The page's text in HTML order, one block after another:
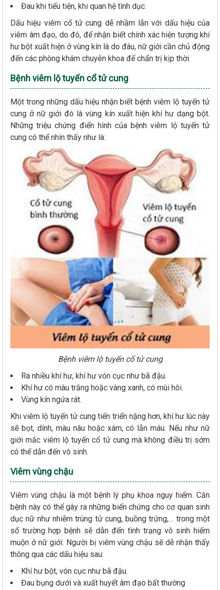
Đau khi tiểu tiện, khi quan hệ tình dục.
Dấu hiệu viêm cổ tử cung dễ nhầm lẫn với dấu hiệu của
viêm âm đạo, do đó, để nhận biết chính xác hiện tượng khí
hư bột xuất hiện ở vùng kín là do đâu, nữ giới cần chủ động
đến các phòng khám chuyên khoa để chẩn trị kịp thời.
Bệnh viêm lộ tuyến cổ tử cung
Một trong những dấu hiệu nhận biết bệnh viêm lộ tuyến tử
cung ở nữ giới đó là vùng kín xuất hiện khí hư dạng bột.
Những triệu chứng điển hình của bệnh viêm lộ tuyến tử
cung có thể nhìn thấy như là:
Bệnh viêm lộ tuyến cổ tử cung
Ra nhiều khí hư, khí hư vón cục như bã đậu.
Khí hư có màu trắng hoặc vàng xanh, có mùi hôi.
Vùng kín ngứa rát.
Khi viêm lộ tuyến tử cung tiến triển nặng hơn, khí hư lúc này
sẽ bọt, dính, màu nâu hoặc xám, có lẫn máu. Nếu như nữ
giới mắc viêm lộ tuyến cổ tử cung mà không điều trị sớm
có thể dẫn đến vô sinh.
Viêm vùng chậu
Viêm vùng chậu là một bệnh lý phụ khoa nguy hiểm. Căn
bệnh này có thể gây ra những biến chứng cho cơ quan sinh
dục nữ như nhiễm trùng tử cung, buồng trứng,… trong một
số trường hợp bệnh sẽ dẫn đến tình trạng vô sinh hiếm
muộn ở nữ giới. Người bị viêm vùng chậu sẽ dễ nhận thấy
thông qua các dấu hiệu sau:
Khí hư bột, vón cục như bã đậu.
Đau bụng dưới và xuất huyết âm đạo bất thường